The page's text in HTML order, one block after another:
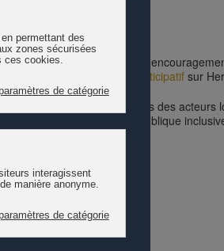
d'investissements dans
à un financement participatif sur
à soutenir les initiatives des acteurs
pour une politique publique